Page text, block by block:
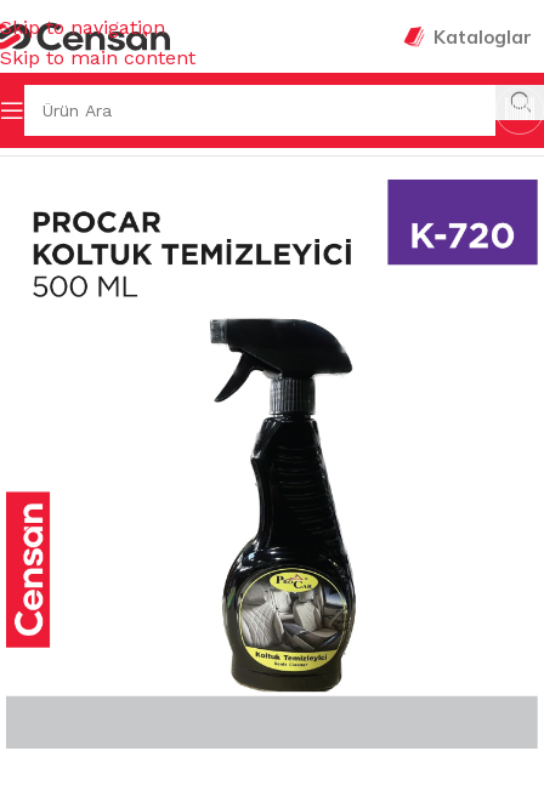
Skip to navigation
Skip to main content
Kataloglar
Ana Sayfa